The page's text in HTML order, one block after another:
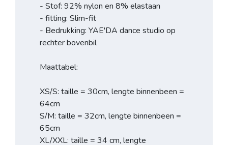
- Stof: 92% nylon en 8% elastaan
- fitting: Slim-fit
- Bedrukking: YAE'DA dance studio op
rechter bovenbil
Maattabel:
XS/S: taille = 30cm, lengte binnenbeen =
64cm
S/M: taille = 32cm, lengte binnenbeen =
65cm
XL/XXL: taille = 34 cm, lengte